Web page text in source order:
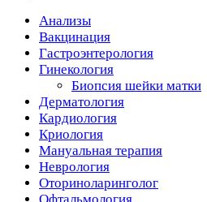
Анализы
Вакцинация
Гастроэнтерология
Гинекология
Биопсия шейки матки
Дерматология
Кардиология
Криология
Мануальная терапия
Неврология
Оториноларинголог